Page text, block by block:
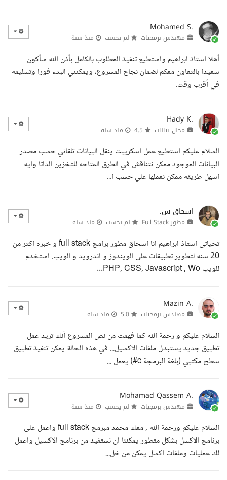
Mohamed S.
مهندس برمجيات لم يحسب منذ سنة
أهلا استاذ ابراهيم واستطيع تنفيذ المطلوب بالكامل بأذن الله سأكون
سعيدا بالتعاون معكم لضمان نجاح المشروع، ويمكنني البدء فورا وتسليمه
في أقرب وقت.
Hady K.
محلل بيانات منذ سنة
السلام عليكم استطيع عمل اسكريبت ينقل البيانات تلقائي حسب مصدر
البيانات الموجود ممكن نتناقش في الطرق المتاحه للتخزين الداتا وايه
اسهل طريقه ممكن نعملها علي حسب ا...
اسحاق س.
مطور Full Stack لم يحسب منذ سنة
تحياتى استاذ ابراهيم انا اسحاق مطور برامج full stack و خبره اكتر من
20 سنه لتطوير تطبيقات على الويندوز و اندرويد و الويب. استخدم
للويب PHP, CSS, Javascript , Wo...
Mazin A.
مهندس برمجيات منذ سنة
السلام عليكم و رحمة الله كما فهمت من نص المشروع أنك تريد عمل
تطبيق جديد يستبدل ملفات الاكسيل... في هذه الحالة يمكن تنفيذ تطبيق
سطح مكتبي (بلغة البرمجة c#) يعمل ...
Mohamad Qassem A.
مهندس برمجيات لم يحسب منذ سنة
السلام عليكم ورحمة الله , معك محمد مبرمج full stack واعمل على
برنامج الاكسل بشكل متطور يمكننا ان نستفيد من برنامج الاكسيل واعمل
لك عمليات وملفات اكسل يمكن من خل...